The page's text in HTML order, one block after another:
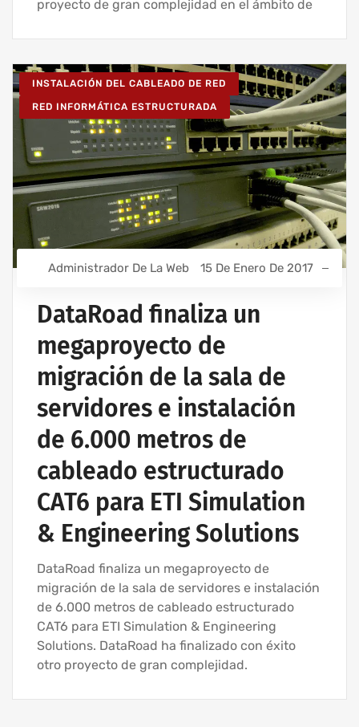
proyecto de gran complejidad en el ámbito de
INSTALACIÓN DEL CABLEADO DE RED
RED INFORMÁTICA ESTRUCTURADA
Administrador De La Web 15 De Enero De 2017
DataRoad finaliza un
megaproyecto de
migración de la sala de
servidores e instalación
de 6.000 metros de
cableado estructurado
CAT6 para ETI Simulation
& Engineering Solutions
DataRoad finaliza un megaproyecto de
migración de la sala de servidores e instalación
de 6.000 metros de cableado estructurado
CAT6 para ETI Simulation & Engineering
Solutions. DataRoad ha finalizado con éxito
otro proyecto de gran complejidad.